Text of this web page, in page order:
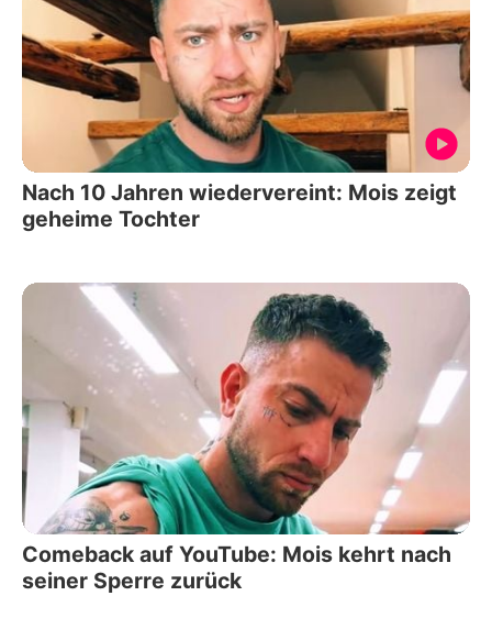
Nach 10 Jahren wiedervereint: Mois zeigt
geheime Tochter
Comeback auf YouTube: Mois kehrt nach
seiner Sperre zurück